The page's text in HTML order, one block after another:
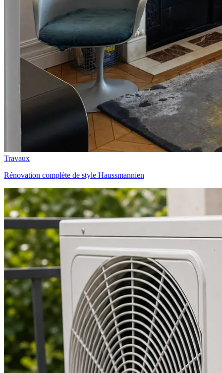
Travaux
Rénovation complète de style Haussmannien